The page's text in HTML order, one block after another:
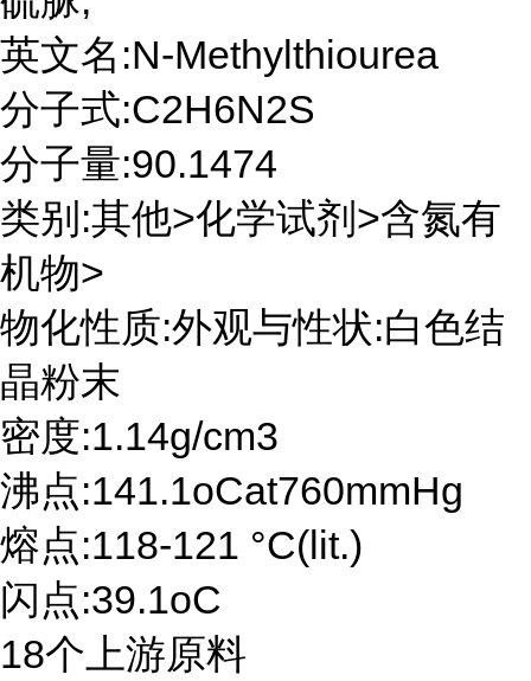
英文名:N-Methylthiourea
分子式:C2H6N2S
分子量:90.1474
类别:其他>化学试剂>含氮有
机物>
物化性质:外观与性状:白色结
晶粉末
密度:1.14g/cm3
沸点:141.1oCat760mmHg
熔点:118-121 °C(lit.)
闪点:39.1oC
18个上游原料